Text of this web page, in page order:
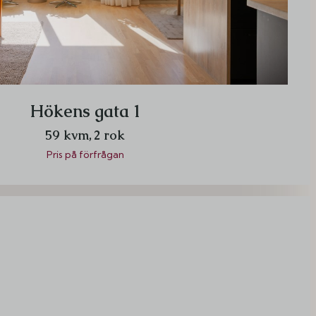
Hökens gata 1
59 kvm, 2 rok
Pris på förfrågan